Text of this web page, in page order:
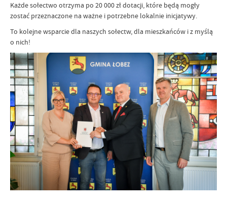
Każde sołectwo otrzyma po 20 000 zł dotacji, które będą mogły
zostać przeznaczone na ważne i potrzebne lokalnie inicjatywy.
To kolejne wsparcie dla naszych sołectw, dla mieszkańców i z myślą
o nich!